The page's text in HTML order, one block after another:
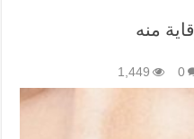
منه
0
1,449